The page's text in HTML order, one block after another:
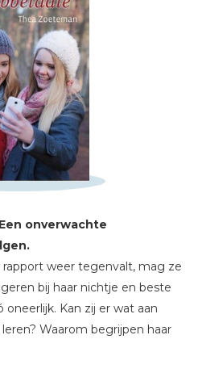
onverwachte
rapport weer tegenvalt, mag ze
bij haar nichtje en beste
Kan zij er wat aan
Waarom begrijpen haar